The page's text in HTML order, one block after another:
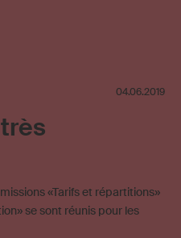
04.06.2019
«Tarifs et répartitions»
se sont réunis pour les